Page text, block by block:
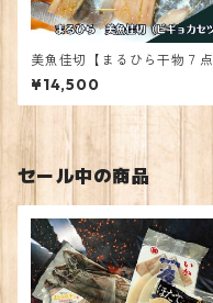
美魚佳切【まるひら干物７点
ギフト】
¥14,500
セール中の商品